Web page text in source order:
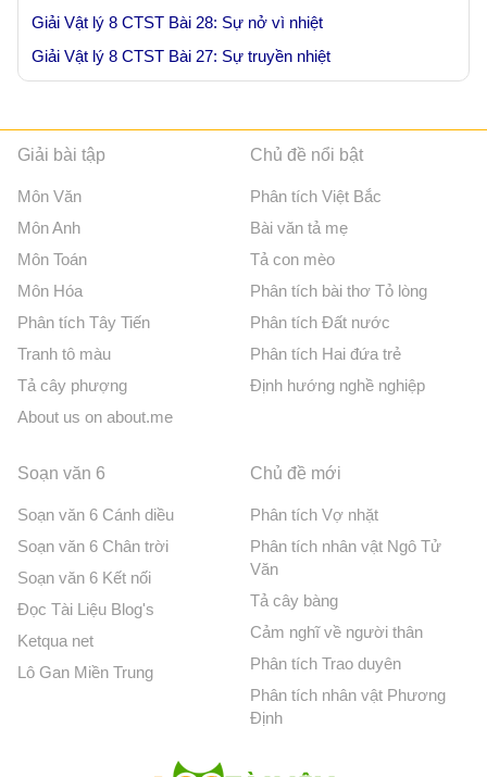
Giải Vật lý 8 CTST Bài 28: Sự nở vì nhiệt
Giải Vật lý 8 CTST Bài 27: Sự truyền nhiệt
Giải bài tập
Môn Văn
Môn Anh
Môn Toán
Môn Hóa
Phân tích Tây Tiến
Tranh tô màu
Tả cây phượng
About us on about.me
Chủ đề nổi bật
Phân tích Việt Bắc
Bài văn tả mẹ
Tả con mèo
Phân tích bài thơ Tỏ lòng
Phân tích Đất nước
Phân tích Hai đứa trẻ
Định hướng nghề nghiệp
Soạn văn 6
Soạn văn 6 Cánh diều
Soạn văn 6 Chân trời
Soạn văn 6 Kết nối
Đọc Tài Liệu Blog's
Ketqua net
Lô Gan Miền Trung
Chủ đề mới
Phân tích Vợ nhặt
Phân tích nhân vật Ngô Tử
Văn
Tả cây bàng
Cảm nghĩ về người thân
Phân tích Trao duyên
Phân tích nhân vật Phương
Định